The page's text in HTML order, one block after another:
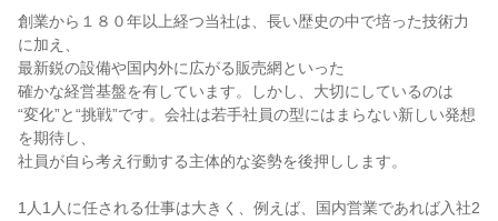
創業から１８０年以上経つ当社は、長い歴史の中で培った技術力
に加え、
最新鋭の設備や国内外に広がる販売網といった
確かな経営基盤を有しています。しかし、大切にしているのは
“変化”と“挑戦”です。会社は若手社員の型にはまらない新しい発想
を期待し、
社員が自ら考え行動する主体的な姿勢を後押しします。
1人1人に任される仕事は大きく、例えば、国内営業であれば入社2